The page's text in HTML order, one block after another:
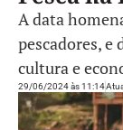
A data
pescadores, e
cultura e
29/06/2024 às 11:14